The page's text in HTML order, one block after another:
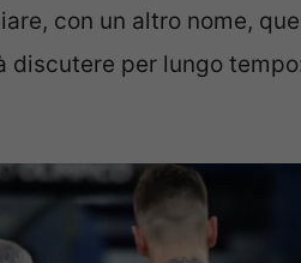
con un altro nome,
discutere per lungo